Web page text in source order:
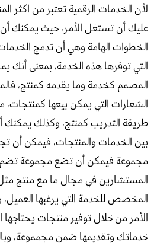
لأن الخدمات الرقمية تعتبر من اكثر
عليك أن تستغل الأمر، حيث يمكنك
الخطوات الهامة وهي أن تدمج
التي توفرها هذه الخدمة، بمعنى
المصمم كخدمة وما يقدمه كمنتج،
الشعارات التي يمكن بيعها كمنتجات،
طريقة التدريب كمنتج، وكذلك يمكنك
بين الخدمات والمنتجات، فيمكن أن
مجموعة فيمكن أن تضع مجموعة تضم
المستشارين في مجال ما مع منتج
المخصص للخدمة التي يرغبها العميل،
الأمر من خلال توفير منتجات يحتاجها
خدماتك وتقديمها ضمن مجمموعة،